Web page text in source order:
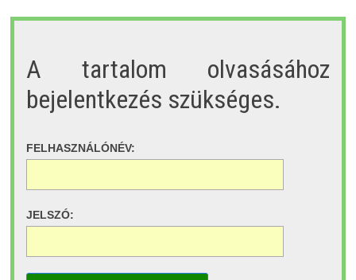
A tartalom olvasásához
bejelentkezés szükséges.
FELHASZNÁLÓNÉV:
JELSZÓ: